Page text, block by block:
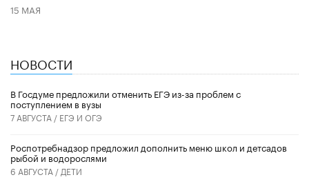
15 МАЯ
НОВОСТИ
В Госдуме предложили отменить ЕГЭ из-за проблем с
поступлением в вузы
7 АВГУСТА / ЕГЭ И ОГЭ
Роспотребнадзор предложил дополнить меню школ и детсадов
рыбой и водорослями
6 АВГУСТА / ДЕТИ